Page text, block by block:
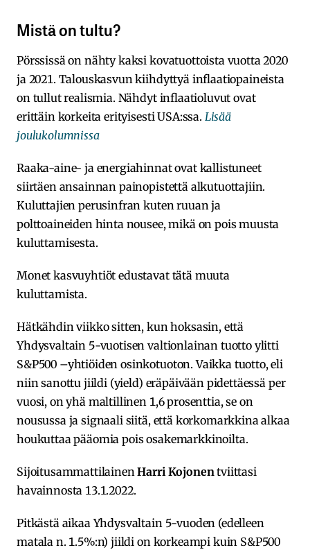
Mistä on tultu?
Pörssissä on nähty kaksi kovatuottoista vuotta 2020
ja 2021. Talouskasvun kiihdyttyä inflaatiopaineista
on tullut realismia. Nähdyt inflaatioluvut ovat
erittäin korkeita erityisesti USA:ssa. Lisää
joulukolumnissa
Raaka-aine- ja energiahinnat ovat kallistuneet
siirtäen ansainnan painopistettä alkutuottajiin.
Kuluttajien perusinfran kuten ruuan ja
polttoaineiden hinta nousee, mikä on pois muusta
kuluttamisesta.
Monet kasvuyhtiöt edustavat tätä muuta
kuluttamista.
Hätkähdin viikko sitten, kun hoksasin, että
Yhdysvaltain 5-vuotisen valtionlainan tuotto ylitti
S&P500 –yhtiöiden osinkotuoton. Vaikka tuotto, eli
niin sanottu jiildi (yield) eräpäivään pidettäessä per
vuosi, on yhä maltillinen 1,6 prosenttia, se on
nousussa ja signaali siitä, että korkomarkkina alkaa
houkuttaa pääomia pois osakemarkkinoilta.
SijoitusammattilainenHarri Kojonentviittasi
havainnosta 13.1.2022.
Pitkästä aikaa Yhdysvaltain 5-vuoden (edelleen
matala n. 1.5%:n) jiildi on korkeampi kuin S&P500